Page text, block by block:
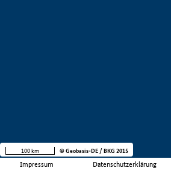
Impressum Datenschutzerklärung
100 km © Geobasis-DE / BKG 2015